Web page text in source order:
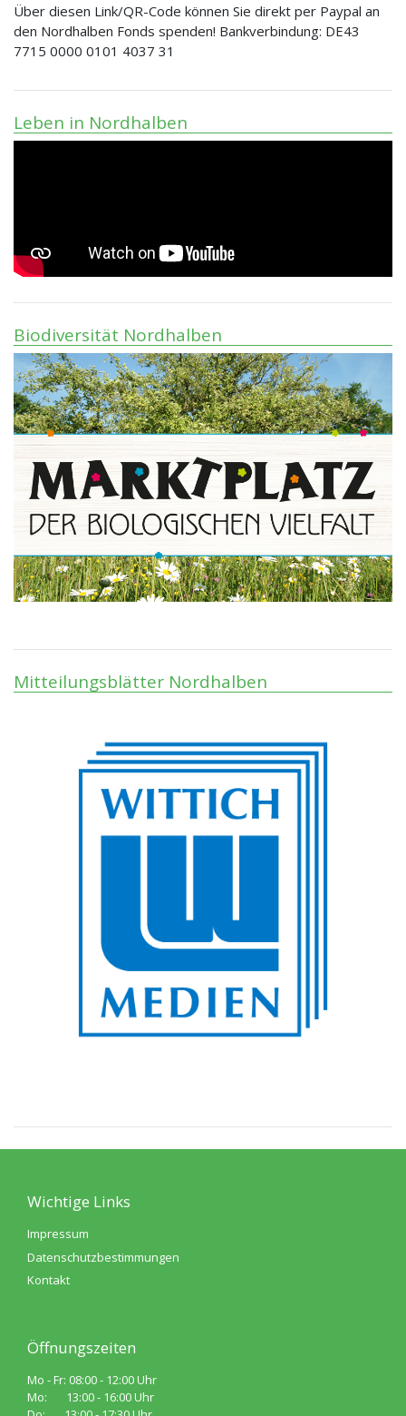
Über diesen Link/QR-Code können Sie direkt per Paypal an
den Nordhalben Fonds spenden! Bankverbindung: DE43
7715 0000 0101 4037 31
Leben in Nordhalben
Biodiversität Nordhalben
Mitteilungsblätter Nordhalben
Wichtige Links
Impressum
Datenschutzbestimmungen
Kontakt
Öffnungszeiten
Mo - Fr: 08:00 - 12:00 Uhr
Mo: 13:00 - 16:00 Uhr